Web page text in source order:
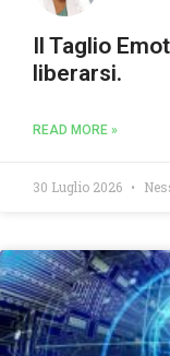
Il Taglio
liberarsi.
READ MORE »
30 Luglio 2026